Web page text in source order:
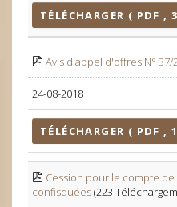
TÉLÉCHARGER ( PDF ,
Avis d'appel d'offres N° 37/
24-08-2018
TÉLÉCHARGER ( PDF ,
Cession pour le compte
confisquées(223